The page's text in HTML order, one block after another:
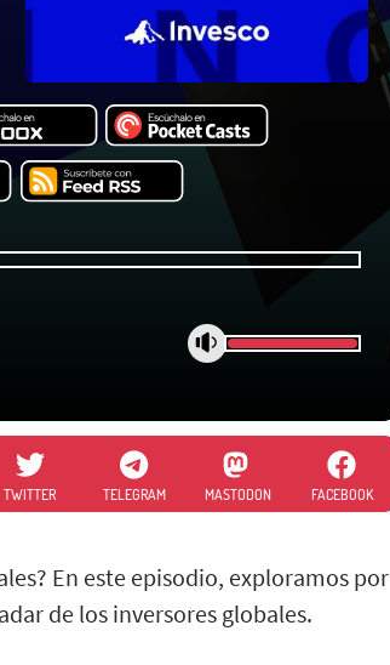
TWITTER TELEGRAM MASTODON FACEBOOK
En este episodio, exploramos por
de los inversores globales.